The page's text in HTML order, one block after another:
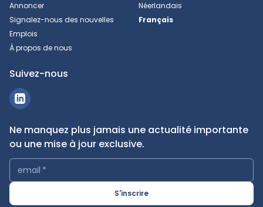
Annoncer
Signalez-nous des nouvelles
Emplois
À propos de nous
Néerlandais
Français
Suivez-nous
Ne manquez plus jamais une actualité importante
ou une mise à jour exclusive.
email *
S'inscrire